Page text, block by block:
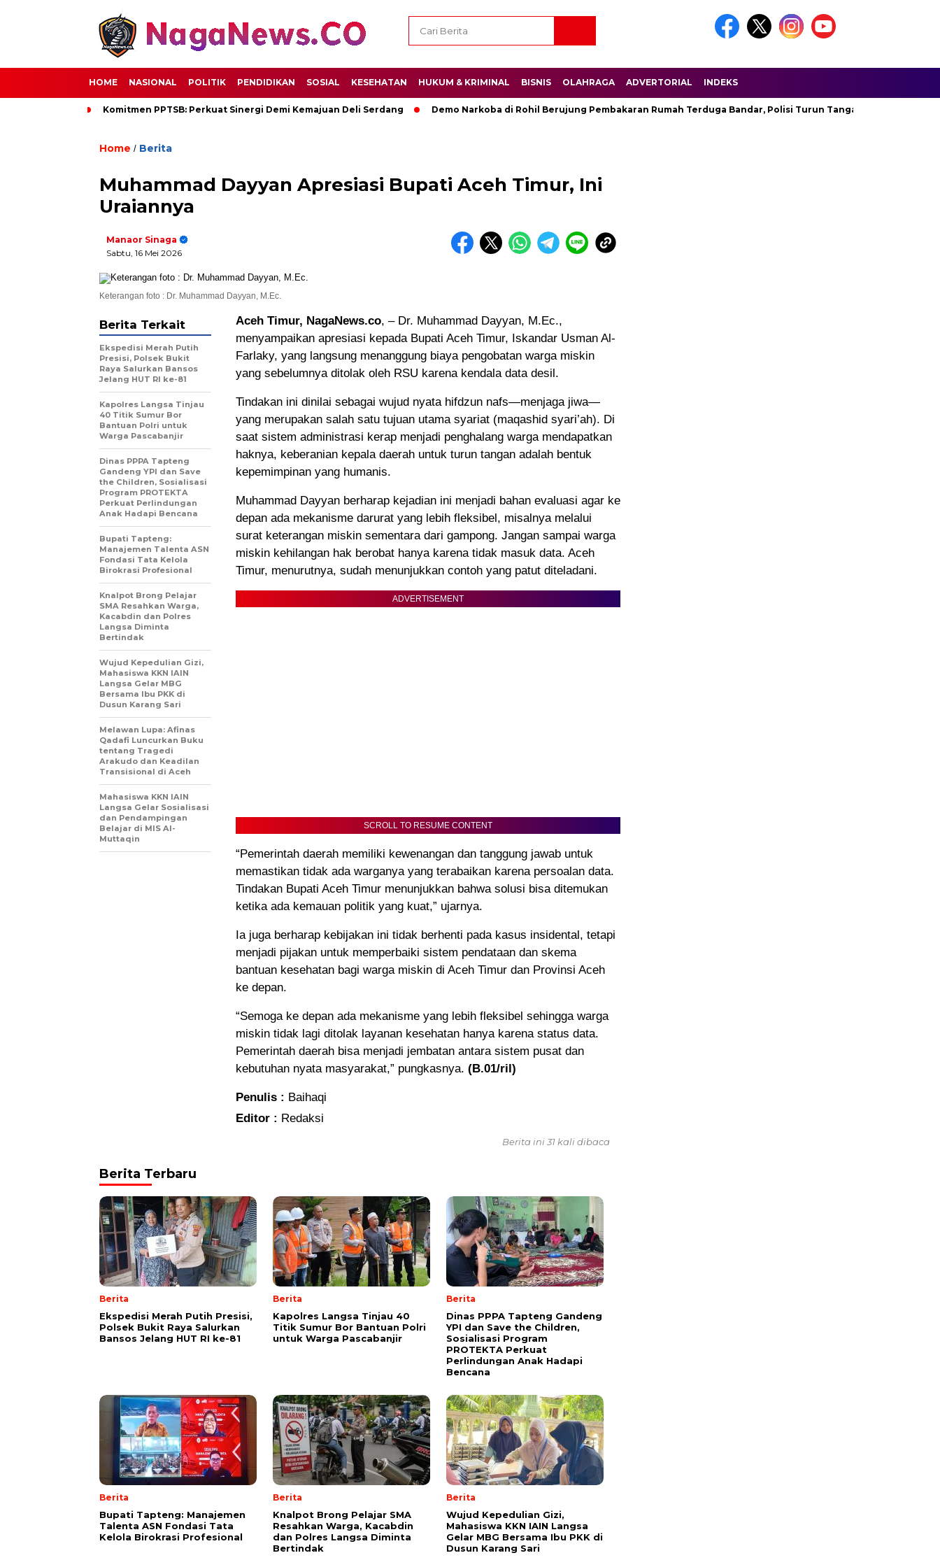
HOME NASIONAL POLITIK PENDIDIKAN SOSIAL KESEHATAN HUKUM & KRIMINAL BISNIS OLAHRAGA ADVERTORIAL INDEKS
Komitmen PPTSB: Perkuat Sinergi Demi Kemajuan Deli Serdang Demo Narkoba di Rohil Berujung Pembakaran Rumah Terduga Bandar, Polisi Turun Tangan
Home / Berita
Muhammad Dayyan Apresiasi Bupati Aceh Timur, Ini
Uraiannya
Manaor Sinaga
Sabtu, 16 Mei 2026
Keterangan foto : Dr. Muhammad Dayyan, M.Ec.
Aceh Timur, NagaNews.co, – Dr. Muhammad Dayyan, M.Ec.,
menyampaikan apresiasi kepada Bupati Aceh Timur, Iskandar Usman Al-
Farlaky, yang langsung menanggung biaya pengobatan warga miskin
yang sebelumnya ditolak oleh RSU karena kendala data desil.
Tindakan ini dinilai sebagai wujud nyata hifdzun nafs—menjaga jiwa—
yang merupakan salah satu tujuan utama syariat (maqashid syari’ah). Di
saat sistem administrasi kerap menjadi penghalang warga mendapatkan
haknya, keberanian kepala daerah untuk turun tangan adalah bentuk
kepemimpinan yang humanis.
Muhammad Dayyan berharap kejadian ini menjadi bahan evaluasi agar ke
depan ada mekanisme darurat yang lebih fleksibel, misalnya melalui
surat keterangan miskin sementara dari gampong. Jangan sampai warga
miskin kehilangan hak berobat hanya karena tidak masuk data. Aceh
Timur, menurutnya, sudah menunjukkan contoh yang patut diteladani.
ADVERTISEMENT
SCROLL TO RESUME CONTENT
“Pemerintah daerah memiliki kewenangan dan tanggung jawab untuk
memastikan tidak ada warganya yang terabaikan karena persoalan data.
Tindakan Bupati Aceh Timur menunjukkan bahwa solusi bisa ditemukan
ketika ada kemauan politik yang kuat,” ujarnya.
Ia juga berharap kebijakan ini tidak berhenti pada kasus insidental, tetapi
menjadi pijakan untuk memperbaiki sistem pendataan dan skema
bantuan kesehatan bagi warga miskin di Aceh Timur dan Provinsi Aceh
ke depan.
“Semoga ke depan ada mekanisme yang lebih fleksibel sehingga warga
miskin tidak lagi ditolak layanan kesehatan hanya karena status data.
Pemerintah daerah bisa menjadi jembatan antara sistem pusat dan
kebutuhan nyata masyarakat,” pungkasnya. (B.01/ril)
Penulis : Baihaqi
Editor : Redaksi
Berita Terkait
Ekspedisi Merah Putih
Presisi, Polsek Bukit
Raya Salurkan Bansos
Jelang HUT RI ke-81
Kapolres Langsa Tinjau
40 Titik Sumur Bor
Bantuan Polri untuk
Warga Pascabanjir
Dinas PPPA Tapteng
Gandeng YPI dan Save
the Children, Sosialisasi
Program PROTEKTA
Perkuat Perlindungan
Anak Hadapi Bencana
Bupati Tapteng:
Manajemen Talenta ASN
Fondasi Tata Kelola
Birokrasi Profesional
Knalpot Brong Pelajar
SMA Resahkan Warga,
Kacabdin dan Polres
Langsa Diminta
Bertindak
Wujud Kepedulian Gizi,
Mahasiswa KKN IAIN
Langsa Gelar MBG
Bersama Ibu PKK di
Dusun Karang Sari
Melawan Lupa: Afinas
Qadafi Luncurkan Buku
tentang Tragedi
Arakudo dan Keadilan
Transisional di Aceh
Mahasiswa KKN IAIN
Langsa Gelar Sosialisasi
dan Pendampingan
Belajar di MIS Al-
Muttaqin
Berita ini 31 kali dibaca
Berita Terbaru
Berita
Ekspedisi Merah Putih Presisi,
Polsek Bukit Raya Salurkan
Bansos Jelang HUT RI ke-81
Berita
Kapolres Langsa Tinjau 40
Titik Sumur Bor Bantuan Polri
untuk Warga Pascabanjir
Berita
Dinas PPPA Tapteng Gandeng
YPI dan Save the Children,
Sosialisasi Program
PROTEKTA Perkuat
Perlindungan Anak Hadapi
Bencana
Berita
Bupati Tapteng: Manajemen
Talenta ASN Fondasi Tata
Kelola Birokrasi Profesional
Berita
Knalpot Brong Pelajar SMA
Resahkan Warga, Kacabdin
dan Polres Langsa Diminta
Bertindak
Berita
Wujud Kepedulian Gizi,
Mahasiswa KKN IAIN Langsa
Gelar MBG Bersama Ibu PKK di
Dusun Karang Sari